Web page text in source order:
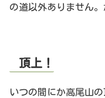
の道以外ありません。
頂上！
いつの間にか高尾山